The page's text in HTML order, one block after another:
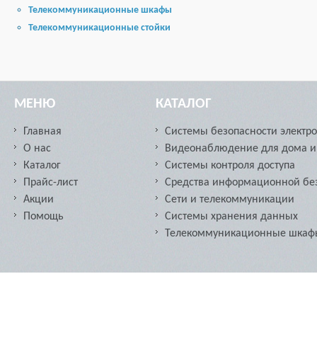
Телекоммуникационные шкафы
Телекоммуникационные стойки
МЕНЮ
Главная
О нас
Каталог
Прайс-лист
Акции
Помощь
КАТАЛОГ
Системы безопасности
Видеонаблюдение для дома и
Системы контроля доступа
Средства информационной
Сети и телекоммуникации
Cистемы хранения данных
Телекоммуникационные